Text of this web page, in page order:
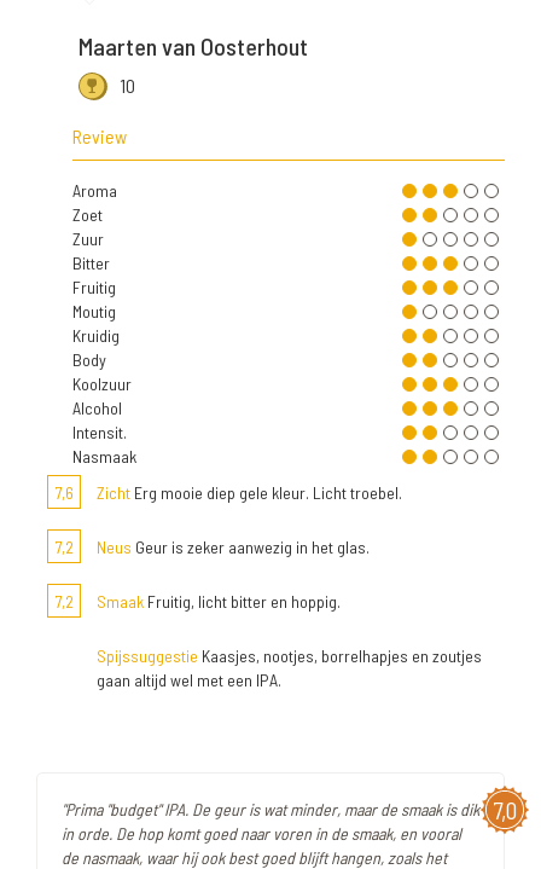
Maarten van Oosterhout
10
Review
Aroma
Zoet
Zuur
Bitter
Fruitig
Moutig
Kruidig
Body
Koolzuur
Alcohol
Intensit.
Nasmaak
7,6
Zicht Erg mooie diep gele kleur. Licht troebel.
7,2 Neus Geur is zeker aanwezig in het glas.
7,2 Smaak Fruitig, licht bitter en hoppig.
Spijssuggestie Kaasjes, nootjes, borrelhapjes en zoutjes
gaan altijd wel met een IPA.
7,0
"Prima "budget" IPA. De geur is wat minder, maar de smaak is dik
in orde. De hop komt goed naar voren in de smaak, en vooral
de nasmaak, waar hij ook best goed blijft hangen, zoals het